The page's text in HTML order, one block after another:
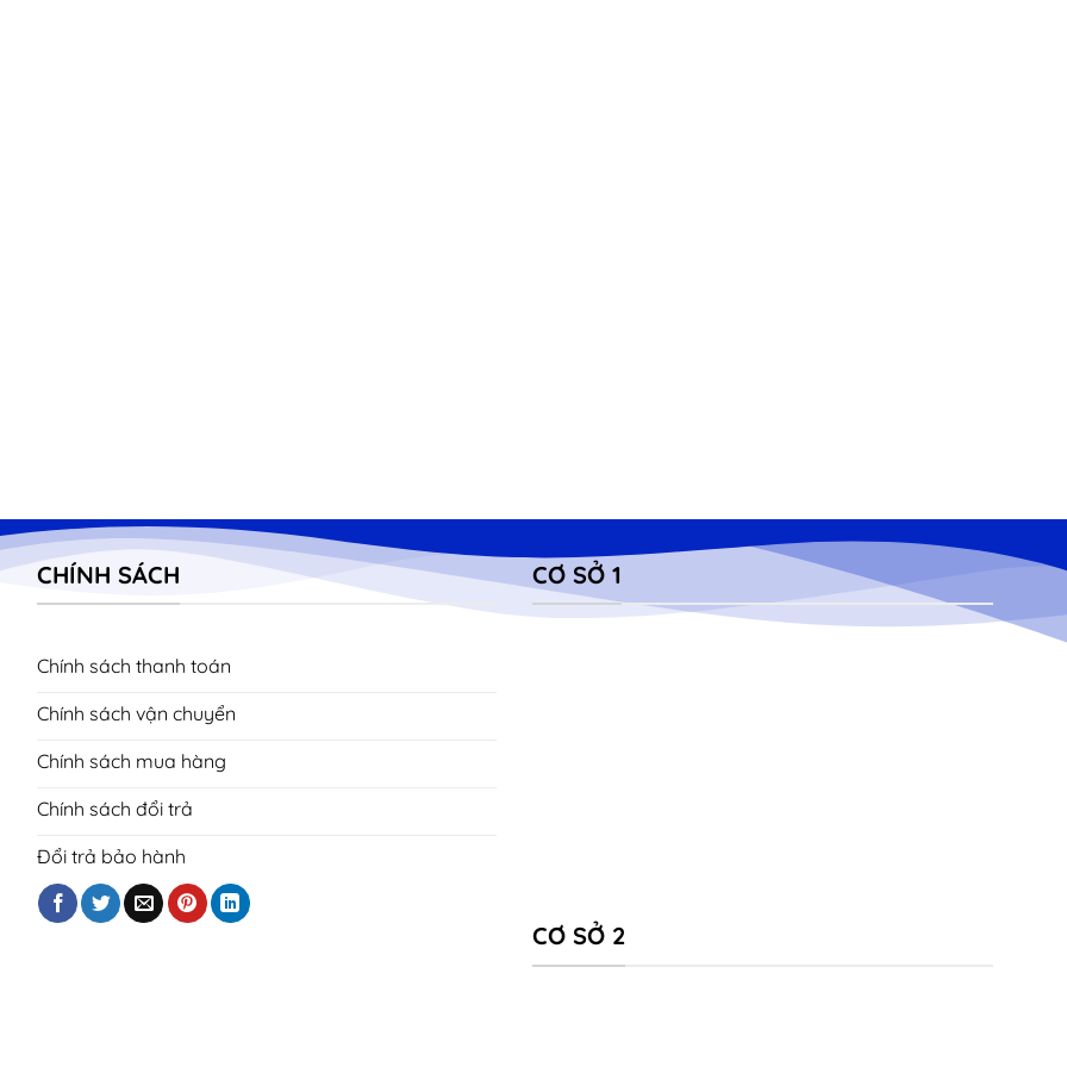
CHÍNH SÁCH
Chính sách thanh toán
Chính sách vận chuyển
Chính sách mua hàng
Chính sách đổi trả
Đổi trả bảo hành
CƠ SỞ 1
CƠ SỞ 2